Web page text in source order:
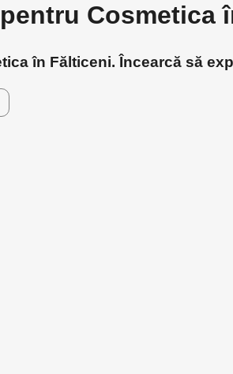
Cosmetica
în Fălticeni. Încearcă să